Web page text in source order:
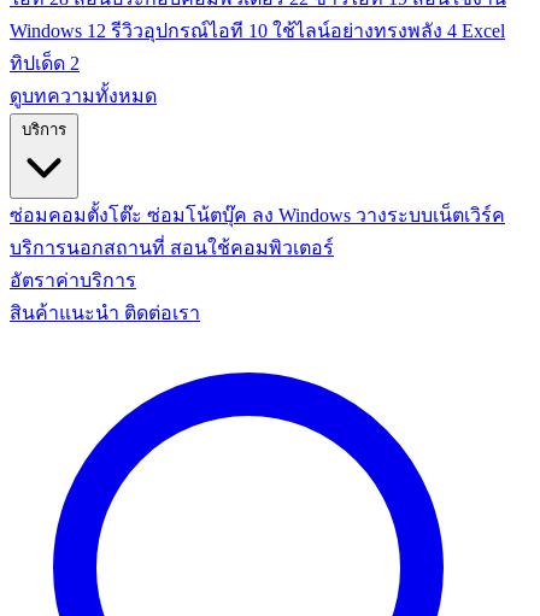
Windows 12 รีวิวอุปกรณ์ไอที 10 ใช้ไลน์อย่างทรงพลัง 4 Excel
ทิปเด็ด 2
ดูบทความทั้งหมด
ซ่อมคอมตั้งโต๊ะ ซ่อมโน้ตบุ๊ค ลง Windows วางระบบเน็ตเวิร์ค
บริการนอกสถานที่ สอนใช้คอมพิวเตอร์
อัตราค่าบริการ
สินค้าแนะนำ ติดต่อเรา